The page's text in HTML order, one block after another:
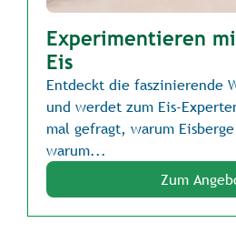
Experimentieren
Eis
Entdeckt die faszinierende
und werdet zum Eis-
mal gefragt, warum
warum...
Zum